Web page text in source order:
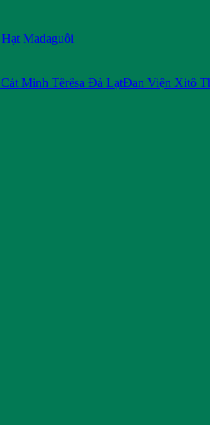
Madaguôi
Minh Têrêsa Đà LạtĐan Viện Xitô